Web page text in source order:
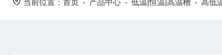
当前位置： 首页 - 产品中心 - 低温|恒温|高温槽 - 高低